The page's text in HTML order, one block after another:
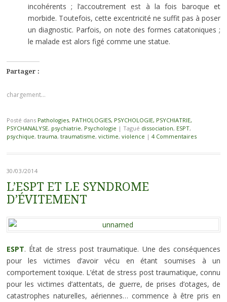
incohérents ; l’accoutrement est à la fois baroque et
morbide. Toutefois, cette excentricité ne suffit pas à poser
un diagnostic. Parfois, on note des formes catatoniques ;
le malade est alors figé comme une statue.
Partager :
chargement…
Posté dans Pathologies, PATHOLOGIES, PSYCHOLOGIE, PSYCHIATRIE,
PSYCHANALYSE, psychiatrie, Psychologie | Tagué dissociation, ESPT,
psychique, trauma, traumatisme, victime, violence | 4 Commentaires
30/03/2014
L’ESPT ET LE SYNDROME
D’ÉVITEMENT
ESPT. État de stress post traumatique. Une des conséquences
pour les victimes d’avoir vécu en étant soumises à un
comportement toxique. L’état de stress post traumatique, connu
pour les victimes d’attentats, de guerre, de prises d’otages, de
catastrophes naturelles, aériennes… commence à être pris en